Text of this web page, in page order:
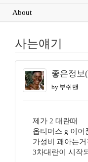
About
사는얘기
좋은정보
by 부쉬맨
제가 2 대란때
옵티머스 g 이어
가성비 괘아는거
3차대란이 시작